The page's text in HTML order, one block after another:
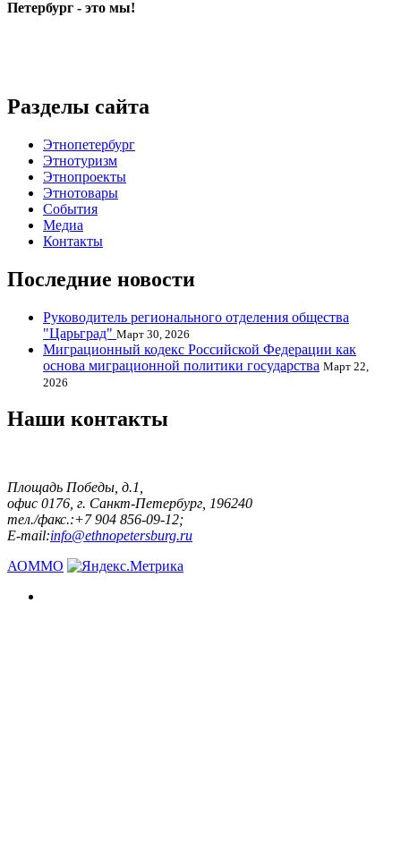
Петербург - это мы!
Разделы сайта
Этнопетербург
Этнотуризм
Этнопроекты
Этнотовары
События
Медиа
Контакты
Последние новости
Руководитель регионального отделения общества
"Царьград" Март 30, 2026
Миграционный кодекс Российской Федерации как
основа миграционной политики государства Март 22,
2026
Наши контакты
Площадь Победы, д.1,
офис 0176, г. Санкт-Петербург, 196240
тел./факс.:+7 904 856-09-12;
E-mail:info@ethnopetersburg.ru
АОММО